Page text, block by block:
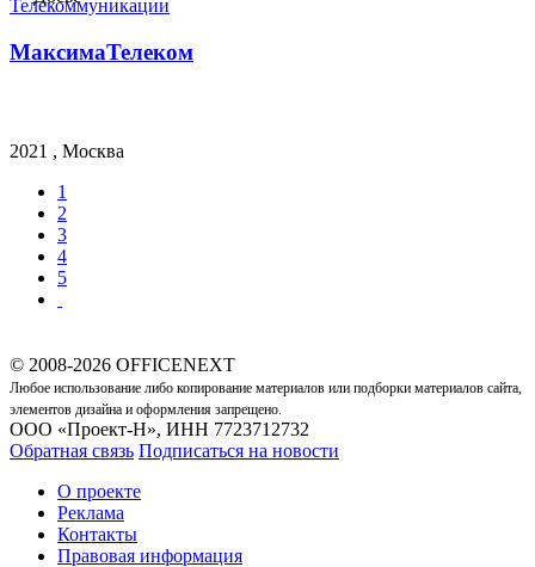
Телекоммуникации
МаксимаТелеком
2021 , Москва
1
2
3
4
5
© 2008-2026 OFFICENEXT
Любое использование либо копирование материалов или подборки материалов сайта,
элементов дизайна и оформления запрещено.
ООО «Проект-Н», ИНН 7723712732
Обратная связь Подписаться на новости
О проекте
Реклама
Контакты
Правовая информация